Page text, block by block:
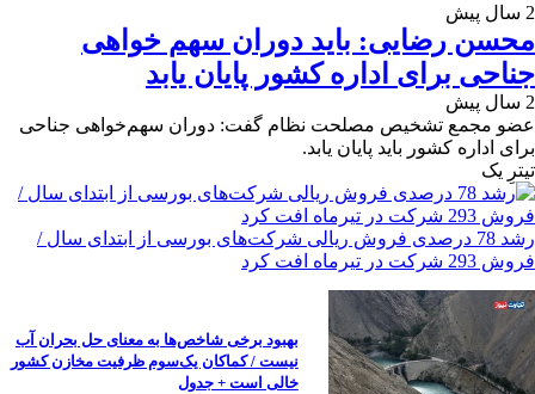
2 سال پیش
محسن رضایی: باید دوران سهم خواهی
جناحی برای اداره کشور پایان یابد
2 سال پیش
عضو مجمع تشخیص مصلحت نظام گفت: دوران سهم‌خواهی جناحی
برای اداره کشور باید پایان یابد.
تیترِ یک
رشد 78 درصدی فروش ریالی شرکت‌های بورسی از ابتدای سال /
فروش 293 شرکت در تیرماه افت کرد
بهبود برخی شاخص‌ها به معنای حل بحران آب
نیست / کماکان یک‌سوم ظرفیت مخازن کشور
خالی است + جدول